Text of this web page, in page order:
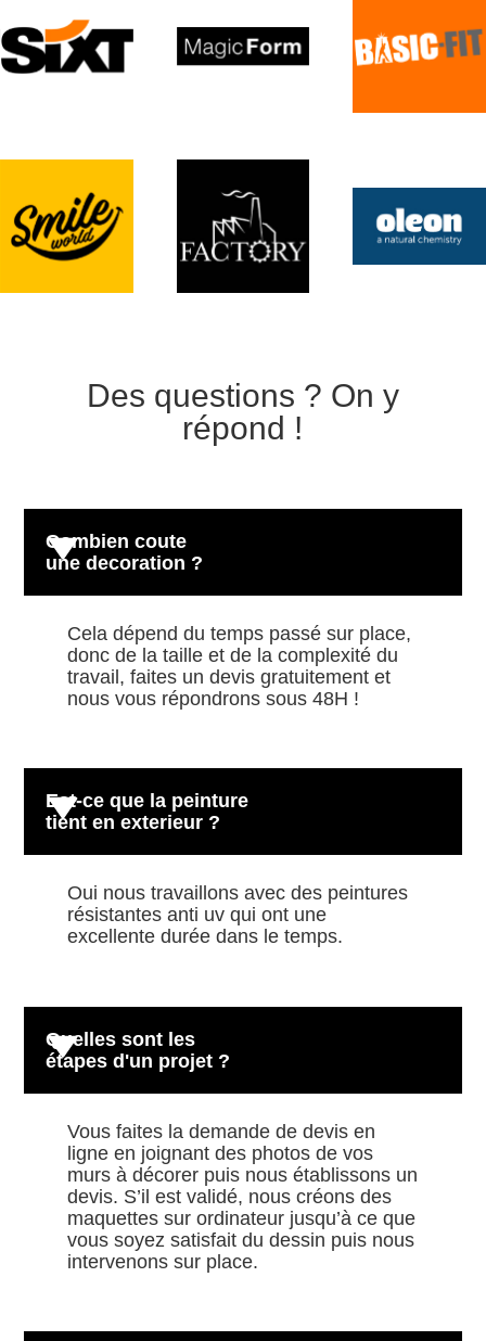
Des questions ? On y
répond !
Combien coute
une decoration ?
Cela dépend du temps passé sur place,
donc de la taille et de la complexité du
travail, faites un devis gratuitement et
nous vous répondrons sous 48H !
Est-ce que la peinture
tient en exterieur ?
Oui nous travaillons avec des peintures
résistantes anti uv qui ont une
excellente durée dans le temps.
Quelles sont les
étapes d'un projet ?
Vous faites la demande de devis en
ligne en joignant des photos de vos
murs à décorer puis nous établissons un
devis. S’il est validé, nous créons des
maquettes sur ordinateur jusqu’à ce que
vous soyez satisfait du dessin puis nous
intervenons sur place.